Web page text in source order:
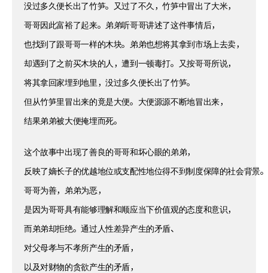
没过多久便长出了竹笋。又过了不久，竹笋中冒出了大米，
哥哥因此富裕了起来。弟弟听哥哥讲述了这件事情后，
也找到了跟哥哥一样的木块。弟弟也想将其拿到市场上去卖，
却遇到了之前买木块的人，遭到一顿毒打。又按哥哥所说，
将其拿回家埋到地里，没过多久便长出了竹笋。
但从竹笋里冒出来的竟是大便。大便源源不断地冒出来，
结果弟弟被大便掩埋而死。
这个故事中出现了善良的哥哥和坏心眼的弟弟，
反映了嫡长子的优越地位或支配性地位得不到制度保障的社会背景。
哥哥为善，弟弟为恶，
是因为哥哥具有能够理解和顺应当下价值观的态度和意识，
而弟弟却拒绝。通过人性差异产生的矛盾、
对父母孝与不孝所产生的矛盾，
以及对财物的贪欲产生的矛盾，